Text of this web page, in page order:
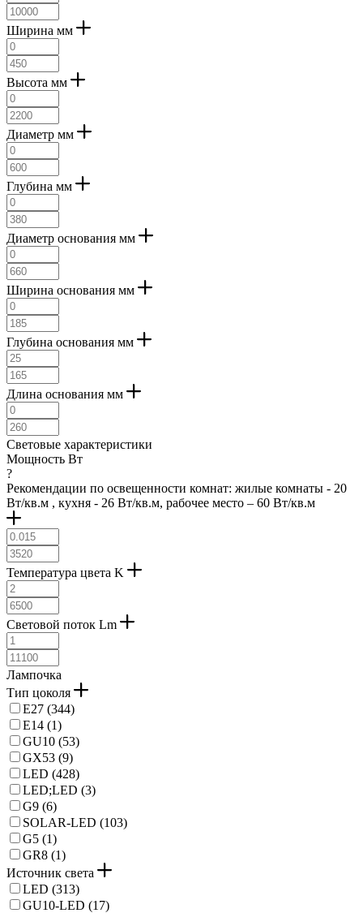
Ширина мм
Высота мм
Диаметр мм
Глубина мм
Диаметр основания мм
Ширина основания мм
Глубина основания мм
Длина основания мм
Световые характеристики
Мощность Вт
?
Рекомендации по освещенности комнат: жилые комнаты - 20
Вт/кв.м , кухня - 26 Вт/кв.м, рабочее место – 60 Вт/кв.м
Температура цвета K
Световой поток Lm
Лампочка
Тип цоколя
E27 (344)
E14 (1)
GU10 (53)
GX53 (9)
LED (428)
LED;LED (3)
G9 (6)
SOLAR-LED (103)
G5 (1)
GR8 (1)
Источник света
LED (313)
GU10-LED (17)